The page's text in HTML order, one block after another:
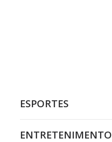
ESPORTES
ENTRETENIMENTO